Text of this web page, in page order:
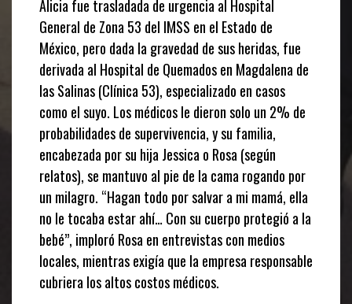
Alicia fue trasladada de urgencia al Hospital
General de Zona 53 del IMSS en el Estado de
México, pero dada la gravedad de sus heridas, fue
derivada al Hospital de Quemados en Magdalena de
las Salinas (Clínica 53), especializado en casos
como el suyo. Los médicos le dieron solo un 2% de
probabilidades de supervivencia, y su familia,
encabezada por su hija Jessica o Rosa (según
relatos), se mantuvo al pie de la cama rogando por
un milagro. “Hagan todo por salvar a mi mamá, ella
no le tocaba estar ahí… Con su cuerpo protegió a la
bebé”, imploró Rosa en entrevistas con medios
locales, mientras exigía que la empresa responsable
cubriera los altos costos médicos.